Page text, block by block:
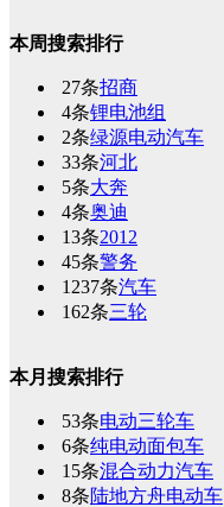
本周搜索排行
27条招商
4条锂电池组
2条绿源电动汽车
33条河北
5条大奔
4条奥迪
13条2012
45条警务
1237条汽车
162条三轮
本月搜索排行
53条电动三轮车
6条纯电动面包车
15条混合动力汽车
8条陆地方舟电动车